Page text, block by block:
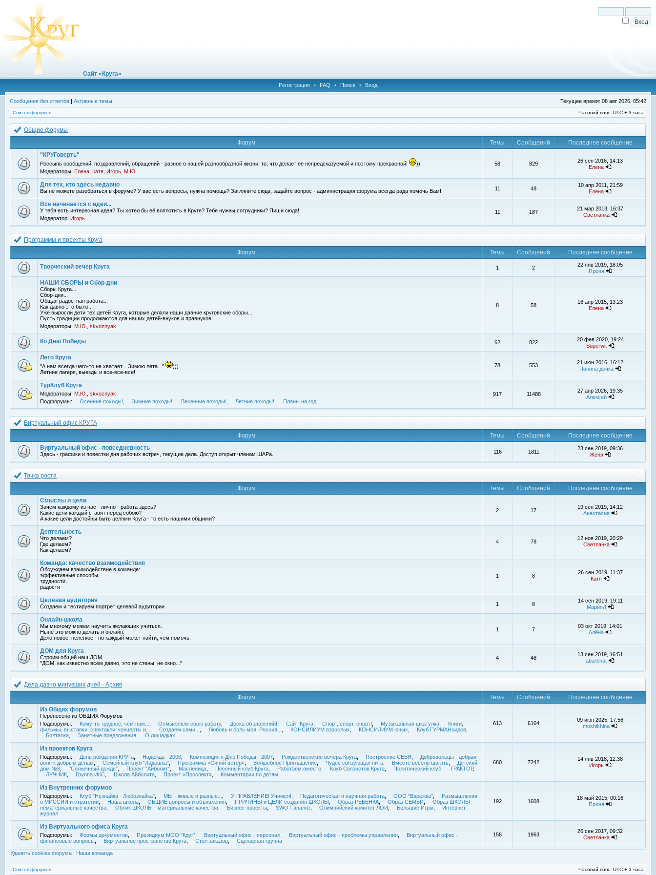
Сайт «Круга»
Регистрация • FAQ • Поиск • Вход
Сообщения без ответов | Активные темы Текущее время: 08 авг 2026, 05:42
Список форумов Часовой пояс: UTC + 3 часа
Общие форумы
Форум
Темы Сообщений
Последнее сообщение
"КРУГоверть"
Россыпь сообщений, поздравлений, обращений - разное о нашей разнообразной жизни, то, что делает ее непредсказуемой и поэтому прекрасной!
))
Модераторы: Елена Катя Игорь М.Ю.
58 829
26 сен 2016, 14:13
Елена
Для тех, кто здесь недавно
Вы не можете разобраться в форуме? У вас есть вопросы, нужна помощь? Загляните сюда, задайте вопрос - администрация форума всегда рада помочь Вам! 11 48
10 апр 2011, 21:59
Елена
Все начинается с идеи...
У тебя есть интересная идея? Ты хотел бы её воплотить в Круге? Тебе нужны сотрудники? Пиши сюда!
Модератор: Игорь
11 187
21 мар 2013, 16:37
Светланка
Программы и проекты Круга
Форум
Темы Сообщений Последнее сообщение
Творческий вечер Круга 1 2
22 янв 2019, 18:05
Проня
НАШИ СБОРЫ и Сбор-дни
Сборы Круга...
Сбор-дни...
Общая радостная работа...
Как давно это было...
Уже выросли дети тех детей Круга, которые делали наши давние круговские сборы...
Пусть традиции продолжаются для наших детей-внуков и правнуков!
Модераторы: М.Ю. skvoznyak
8 58
16 апр 2015, 13:23
Елена
Ко Дню Победы 62 822
20 фев 2020, 19:24
Superwit
Лето Круга
"А нам всегда чего-то не хватает... Зимою лета..."
)))
Летние лагеря, выезды и все-все-все!
78 553
21 июн 2016, 16:12
Папина дочка
ТурКлуб Круга
Модераторы: М.Ю.
skvoznyak
Подфорумы:
Осенние походы! Зимние походы! Весенние походы! Летние походы! Планы на год.
917 11488
27 апр 2026, 19:35
Алексей
Виртуальный офис КРУГА
Форум
Темы Сообщений
Последнее сообщение
Виртуальный офис - повседневность
Здесь - графики и повестки дня рабочих встреч, текущие дела. Доступ открыт членам ШАРа. 116 1811
23 сен 2019, 09:36
Женя
Точка роста
Форум
Темы Сообщений
Последнее сообщение
Смыслы и цели
Зачем каждому из нас - лично - работа здесь?
Какие цели каждый ставит перед собою?
А какие цели достойны быть целями Круга - то есть нашими общими?
2 17
19 сен 2019, 14:12
Анастасия
Деятельность
Что делаем?
Где делаем?
Как делаем?
4 78
12 ноя 2019, 20:29
Светланка
Команда: качество взаимодействия
Обсуждаем взаимодействие в команде:
эффективные способы,
трудности,
радости
1 8
26 сен 2019, 11:37
Катя
Целевая аудитория
Создаем и тестируем портрет целевой аудитории 1 8
14 сен 2019, 19:11
МарияЛ
Онлайн-школа
Мы многому можем научить желающих учиться.
Ныне это можно делать и онлайн.
Дело новое, нелегкое - но каждый может найти, чем помочь.
1 7
03 окт 2019, 14:01
Алёна
ДОМ для Круга
Строим общий наш ДОМ.
"ДОМ, как известно всем давно, это не стены, не окно..."
4 48
13 сен 2019, 16:51
abarkhat
Дела давно минувших дней - Архив
Форум
Темы Сообщений
Последнее сообщение
Из Общих форумов
Перенесено из ОБЩИХ Форумов
Подфорумы:
Кому-то труднее, чем нам... Осмысляем свою работу, Доска объявлений! Сайт Круга Спорт, спорт, спорт! Музыкальная шкатулка
Книги,
фильмы, выставки, спектакли, концерты и...
Создаем сами... Любовь и боль моя, Россия... КОНСИЛИУМ взрослых КОНСИЛИУМ юных Клуб ГУРМАНоидов
Болталка
Занятные предложения О лошадках!
613 6164
09 июн 2025, 17:56
moshikhina
Из проектов Круга
Подфорумы: День рождения КРУГа Надежда - 2006 Композиция к Дню Победы - 2007 Рождественские вечера Круга Построение СЕБЯ
Добровольцы - добрая
воля к добрым делам
Семейный клуб "Ладошка" Программа «Синий ветер» Волшебное Приглашение Чудес связующая нить Вместе весело шагать
Детский
дом №8
"Солнечный дождь" Проект "Айболит" Масленица Песенный клуб Круга Работаем вместе Клуб Связистов Круга Политический клуб ТРАКТОР,
ЛУЧНИК
Группа ИКС Школа Айболита Проект «Проспект» Комментарии по детям
680 7242
14 янв 2018, 12:38
Игорь
Из Внутренних форумов
Подфорумы: Клуб "Незнайка - Любознайка" МЫ - живые и разные... У-ПРАВЛЕНИЕ! Учимся! Педагогическая и научная работа ООО "Варежка"
Размышления
о МИССИИ и стратегии
Наша школа ОБЩИЕ вопросы и объявления ПРИЧИНЫ и ЦЕЛИ создания ШКОЛЫ Образ РЕБЕНКА Образ СЕМЬИ
Образ ШКОЛЫ -
нематериальные качества
Облик ШКОЛЫ - материальные качества Бизнес-проекты SWOT анализ Олимпийский комитет ЛОИ Большие Игры
Интернет-
журнал
192 1608
18 май 2015, 00:16
Проня
Из Виртуального офиса Круга
Подфорумы: Формы документов Президиум МОО "Круг" Виртуальный офис - персонал Виртуальный офис - проблемы управления
Виртуальный офис -
финансовые вопросы
Виртуальное пространство Круга Стол заказов Сценарная группа
158 1963
26 сен 2017, 09:32
Светланка
Удалить cookies форума | Наша команда
Список форумов Часовой пояс: UTC + 3 часа